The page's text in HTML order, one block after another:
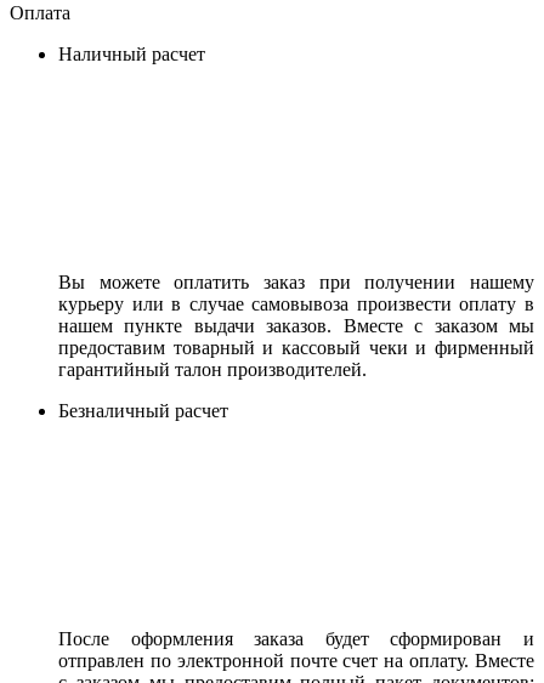
Оплата
Наличный расчет
Вы можете оплатить заказ при получении нашему
курьеру или в случае самовывоза произвести оплату в
нашем пункте выдачи заказов. Вместе с заказом мы
предоставим товарный и кассовый чеки и фирменный
гарантийный талон производителей.
Безналичный расчет
После оформления заказа будет сформирован и
отправлен по электронной почте счет на оплату. Вместе